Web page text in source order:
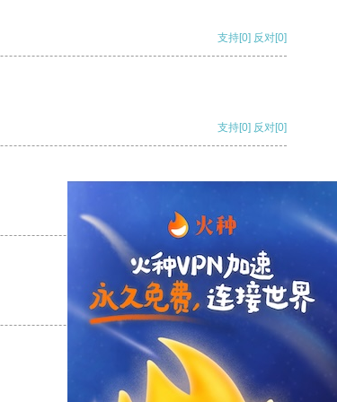
支持[0] 反对[0]
支持[0] 反对[0]
支持
支持[0] 反对[0]
支持[0] 反对[0]